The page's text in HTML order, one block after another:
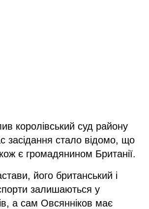
королівський суд району
засідання стало відомо, що
є громадянином Британії.
його британський і
залишаються у
а сам Овсянніков має